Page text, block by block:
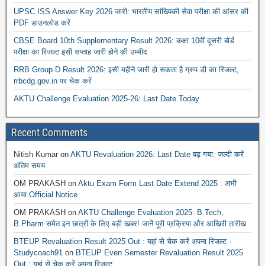
UPSC ISS Answer Key 2026 जारी: भारतीय सांख्यिकी सेवा परीक्षा की आंसर की
PDF डाउनलोड करें
CBSE Board 10th Supplementary Result 2026: कक्षा 10वीं दूसरी बोर्ड
परीक्षा का रिजल्ट इसी सप्ताह जारी होने की उम्मीद
RRB Group D Result 2026: इसी महीने जारी हो सकता है ग्रुप डी का रिजल्ट,
rrbcdg.gov.in पर चेक करें
AKTU Challenge Evaluation 2025-26: Last Date Today
Recent Comments
Nitish Kumar on AKTU Revaluation 2026: Last Date बढ़ गया: जल्दी करें
अंतिम समय
OM PRAKASH on Aktu Exam Form Last Date Extend 2025 : अभी
आया Official Notice
OM PRAKASH on AKTU Challenge Evaluation 2025: B.Tech,
B.Pharm समेत इन छात्रों के लिए बड़ी खबर! जानें पूरी प्रक्रिया और आखिरी तारीख
BTEUP Revaluation Result 2025 Out : यहां से चेक करें अपना रिजल्ट -
Studycoach91 on BTEUP Even Semester Revaluation Result 2025
Out : यहां से चेक करें अपना रिजल्ट